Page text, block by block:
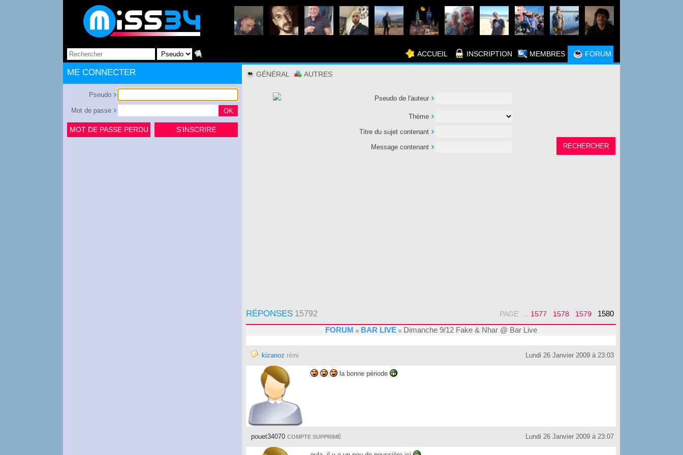
ACCUEIL INSCRIPTION MEMBRES FORUM
ME CONNECTER
Pseudo
Mot de passe
MOT DE PASSE PERDU S'INSCRIRE
GÉNÉRAL AUTRES
Pseudo de l'auteur
Thème
Titre du sujet contenant
Message contenant
RÉPONSES 15792 PAGE 1577 1578 1579
1580
FORUM
BAR LIVE Dimanche 9/12 Fake & Nhar @ Bar Live
kizanoz rémi Lundi 26 Janvier 2009 à 23:03
la bonne période
pouet34070 COMPTE SUPPRIMÉ Lundi 26 Janvier 2009 à 23:07